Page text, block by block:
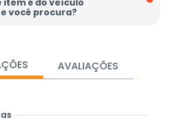
item é do veículo
você procura?
AVALIAÇÕES